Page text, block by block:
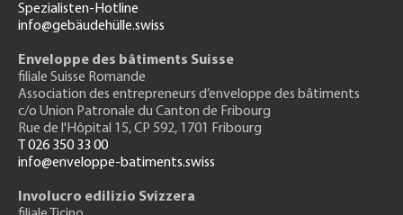
Spezialisten-Hotline
info@gebäudehülle.swiss
Enveloppe des bâtiments Suisse
filiale Suisse Romande
Association des entrepreneurs d’enveloppe des bâtiments
c/o Union Patronale du Canton de Fribourg
Rue de l'Hôpital 15, CP 592, 1701 Fribourg
T 026 350 33 00
info@enveloppe-batiments.swiss
Involucro edilizio Svizzera